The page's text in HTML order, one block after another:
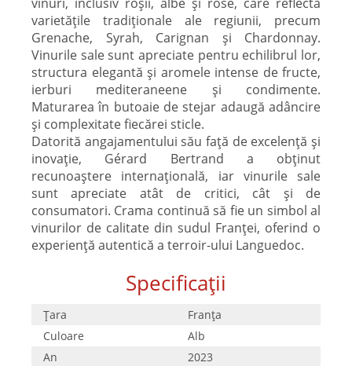
varietățile tradiționale ale regiunii, precum
Grenache, Syrah, Carignan și Chardonnay.
Vinurile sale sunt apreciate pentru echilibrul lor,
structura elegantă și aromele intense de fructe,
ierburi mediteraneene și condimente.
Maturarea în butoaie de stejar adaugă adâncire
și complexitate fiecărei sticle.
Datorită angajamentului său față de excelență și
inovație, Gérard Bertrand a obținut
recunoaștere internațională, iar vinurile sale
sunt apreciate atât de critici, cât și de
consumatori. Crama continuă să fie un simbol al
vinurilor de calitate din sudul Franței, oferind o
experiență autentică a terroir-ului Languedoc.
Specificații
Țara
Franţa
Culoare
Alb
An
2023